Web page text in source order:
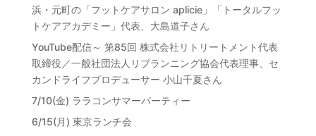
浜・元町の「フットケアサロン aplicie」「トータルフッ
トケアアカデミー」代表、大島道子さん
YouTube配信～ 第85回 株式会社リトリートメント代表
取締役／一般社団法人リプランニング協会代表理事、セ
カンドライフプロデューサー 小山千夏さん
7/10(金) ララコンサマーパーティー
6/15(月) 東京ランチ会